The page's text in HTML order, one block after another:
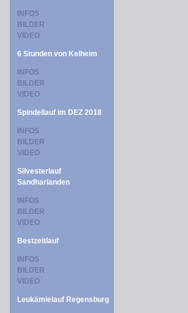
INFOS
BILDER
VIDEO
6 Stunden von Kelheim
INFOS
BILDER
VIDEO
Spindellauf im DEZ 2018
INFOS
BILDER
VIDEO
Silvesterlauf
Sandharlanden
INFOS
BILDER
VIDEO
Bestzeitlauf
INFOS
BILDER
VIDEO
Leukämielauf Regensburg